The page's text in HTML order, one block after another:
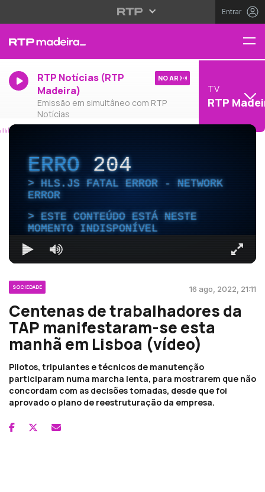
Entrar
RTP Notícias (RTP
Madeira)
Emissão em simultâneo com RTP
Notícias
NO AR
TV
RTP
ERRO204
HLS.JS FATAL ERROR - NETWORK
ERROR
ESTE CONTEÚDO ESTÁ NESTE
MOMENTO INDISPONÍVEL
SOCIEDADE 16 ago, 2022, 21:11
Centenas de trabalhadores da
TAP manifestaram-se esta
manhã em Lisboa (vídeo)
Pilotos, tripulantes e técnicos de manutenção
participaram numa marcha lenta, para mostrarem que não
concordam com as decisões tomadas, desde que foi
aprovado o plano de reestruturação da empresa.